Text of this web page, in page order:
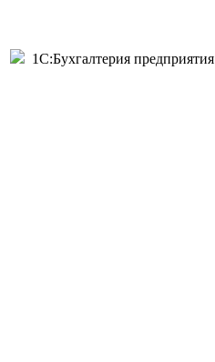
1С:Бухгалтерия предприятия